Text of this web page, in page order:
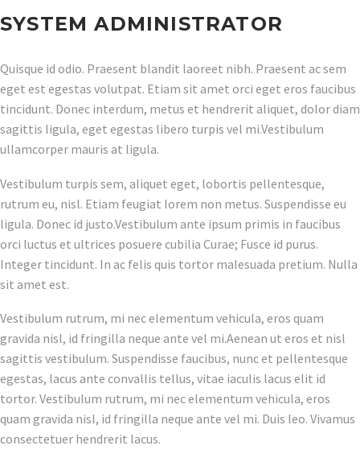
SYSTEM ADMINISTRATOR
Quisque id odio. Praesent blandit laoreet nibh. Praesent ac sem
eget est egestas volutpat. Etiam sit amet orci eget eros faucibus
tincidunt. Donec interdum, metus et hendrerit aliquet, dolor diam
sagittis ligula, eget egestas libero turpis vel mi.Vestibulum
ullamcorper mauris at ligula.
Vestibulum turpis sem, aliquet eget, lobortis pellentesque,
rutrum eu, nisl. Etiam feugiat lorem non metus. Suspendisse eu
ligula. Donec id justo.Vestibulum ante ipsum primis in faucibus
orci luctus et ultrices posuere cubilia Curae; Fusce id purus.
Integer tincidunt. In ac felis quis tortor malesuada pretium. Nulla
sit amet est.
Vestibulum rutrum, mi nec elementum vehicula, eros quam
gravida nisl, id fringilla neque ante vel mi.Aenean ut eros et nisl
sagittis vestibulum. Suspendisse faucibus, nunc et pellentesque
egestas, lacus ante convallis tellus, vitae iaculis lacus elit id
tortor. Vestibulum rutrum, mi nec elementum vehicula, eros
quam gravida nisl, id fringilla neque ante vel mi. Duis leo. Vivamus
consectetuer hendrerit lacus.